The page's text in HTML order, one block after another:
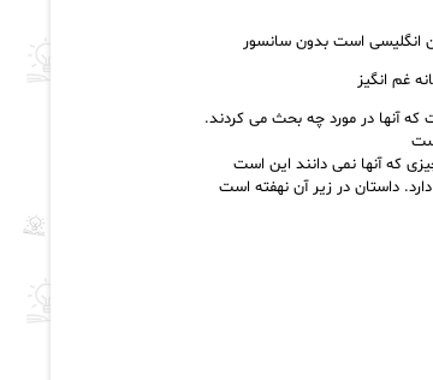
انگلیسی است بدون سانسور
غم انگیز
آنها در مورد چه بحث می کردند.
که آنها نمی دانند این است
داستان در زیر آن نهفته است